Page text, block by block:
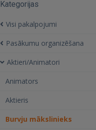
Kategorijas
Visi pakalpojumi
Pasākumu organizēšana
Aktieri/Animatori
Animators
Aktieris
Burvju mākslinieks